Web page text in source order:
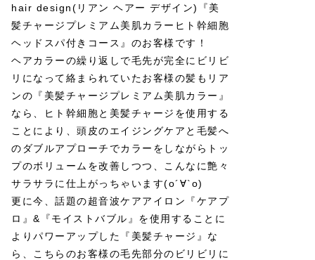
hair design(リアン ヘアー デザイン)『美
髪チャージプレミアム美肌カラーヒト幹細胞
ヘッドスパ付きコース』のお客様です！
ヘアカラーの繰り返しで毛先が完全にビリビ
リになって絡まられていたお客様の髪もリア
ンの『美髪チャージプレミアム美肌カラー』
なら、ヒト幹細胞と美髪チャージを使用する
ことにより、頭皮のエイジングケアと毛髪へ
のダブルアプローチでカラーをしながらトッ
プのボリュームを改善しつつ、こんなに艶々
サラサラに仕上がっちゃいます(о´∀`о)
更に今、話題の超音波ケアアイロン『ケアプ
ロ』&『モイストバブル』を使用することに
よりパワーアップした『美髪チャージ』な
ら、こちらのお客様の毛先部分のビリビリに